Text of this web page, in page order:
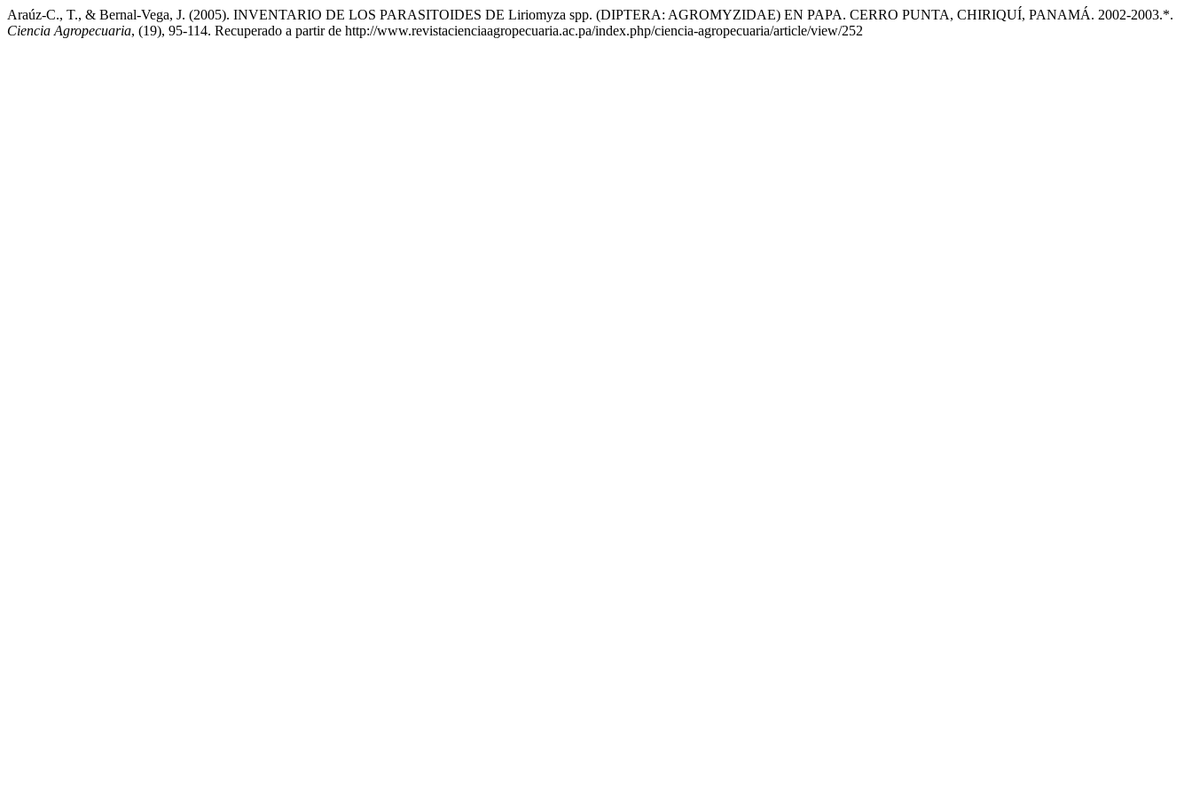
Araúz-C., T., & Bernal-Vega, J. (2005). INVENTARIO DE LOS PARASITOIDES DE Liriomyza spp. (DIPTERA: AGROMYZIDAE) EN PAPA. CERRO PUNTA, CHIRIQUÍ, PANAMÁ. 2002-2003.*.
Ciencia Agropecuaria, (19), 95-114. Recuperado a partir de http://www.revistacienciaagropecuaria.ac.pa/index.php/ciencia-agropecuaria/article/view/252